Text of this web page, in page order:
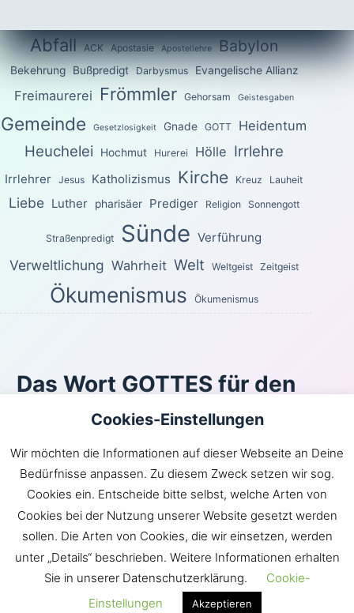
Abfall ACK Apostasie Apostellehre Babylon
Bekehrung Bußpredigt Darbysmus Evangelische Allianz
Freimaurerei Frömmler Gehorsam Geistesgaben
Gemeinde Gesetzlosigkeit Gnade GOTT Heidentum
Heuchelei Hochmut Hurerei Hölle Irrlehre
Irrlehrer Jesus Katholizismus Kirche Kreuz Lauheit
Liebe Luther pharisäer Prediger Religion Sonnengott
Straßenpredigt Sünde Verführung
Verweltlichung Wahrheit Welt Weltgeist Zeitgeist
Ökumenismus Ökumenismus
Das Wort GOTTES für den
heutigen Tag
Du, HERR, wirst dein Erbarmen nicht von mir
zurückhalten; deine Gnade und deine Treue werden
Inhaltsverzeichnis
Newsroom | KLARtext |
Bibelübersetzungen|Impressum
GOTT hat die Gemeinde JESU in die Welt gebracht.
Satan hingegen möchte die Welt in die Gemeinde
Cookies-Einstellungen
Wir möchten die Informationen auf dieser Webseite an Deine
Bedürfnisse anpassen. Zu diesem Zweck setzen wir sog.
Cookies ein. Entscheide bitte selbst, welche Arten von
Cookies bei der Nutzung unserer Website gesetzt werden
sollen. Die Arten von Cookies, die wir einsetzen, werden
unter „Details“ beschrieben. Weitere Informationen erhalten
Sie in unserer Datenschutzerklärung.
Cookie-
Einstellungen
Akzeptieren